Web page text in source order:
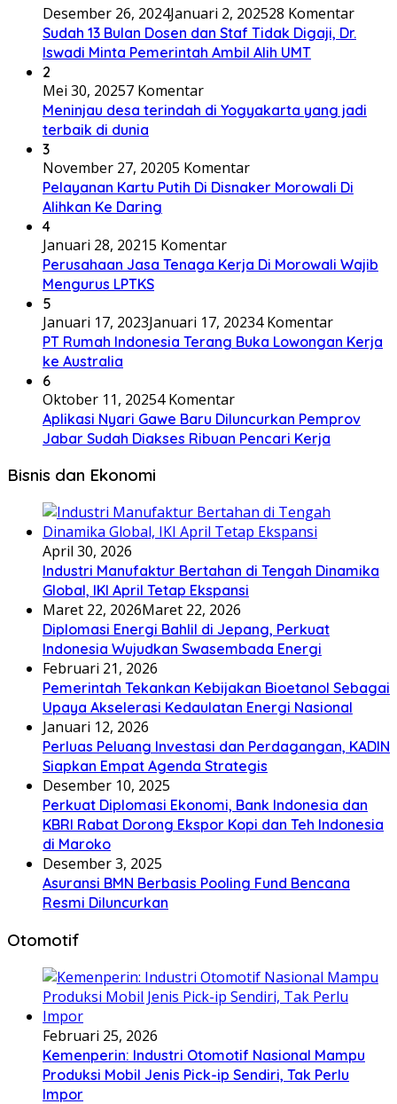
Desember 26, 2024Januari 2, 202528 Komentar
Sudah 13 Bulan Dosen dan Staf Tidak Digaji, Dr.
Iswadi Minta Pemerintah Ambil Alih UMT
2
Mei 30, 20257 Komentar
Meninjau desa terindah di Yogyakarta yang jadi
terbaik di dunia
3
November 27, 20205 Komentar
Pelayanan Kartu Putih Di Disnaker Morowali Di
Alihkan Ke Daring
4
Januari 28, 20215 Komentar
Perusahaan Jasa Tenaga Kerja Di Morowali Wajib
Mengurus LPTKS
5
Januari 17, 2023Januari 17, 20234 Komentar
PT Rumah Indonesia Terang Buka Lowongan Kerja
ke Australia
6
Oktober 11, 20254 Komentar
Aplikasi Nyari Gawe Baru Diluncurkan Pemprov
Jabar Sudah Diakses Ribuan Pencari Kerja
Bisnis dan Ekonomi
April 30, 2026
Industri Manufaktur Bertahan di Tengah Dinamika
Global, IKI April Tetap Ekspansi
Maret 22, 2026Maret 22, 2026
Diplomasi Energi Bahlil di Jepang, Perkuat
Indonesia Wujudkan Swasembada Energi
Februari 21, 2026
Pemerintah Tekankan Kebijakan Bioetanol Sebagai
Upaya Akselerasi Kedaulatan Energi Nasional
Januari 12, 2026
Perluas Peluang Investasi dan Perdagangan, KADIN
Siapkan Empat Agenda Strategis
Desember 10, 2025
Perkuat Diplomasi Ekonomi, Bank Indonesia dan
KBRI Rabat Dorong Ekspor Kopi dan Teh Indonesia
di Maroko
Desember 3, 2025
Asuransi BMN Berbasis Pooling Fund Bencana
Resmi Diluncurkan
Otomotif
Februari 25, 2026
Kemenperin: Industri Otomotif Nasional Mampu
Produksi Mobil Jenis Pick-ip Sendiri, Tak Perlu
Impor